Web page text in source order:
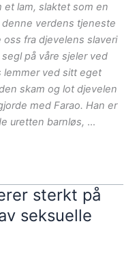
lam, slaktet som en
verdens tjeneste
fra djevelens slaveri
på våre sjeler ved
lemmer ved sitt eget
skam og lot djevelen
med Farao. Han er
uretten barnløs, …
sterkt på
seksuelle